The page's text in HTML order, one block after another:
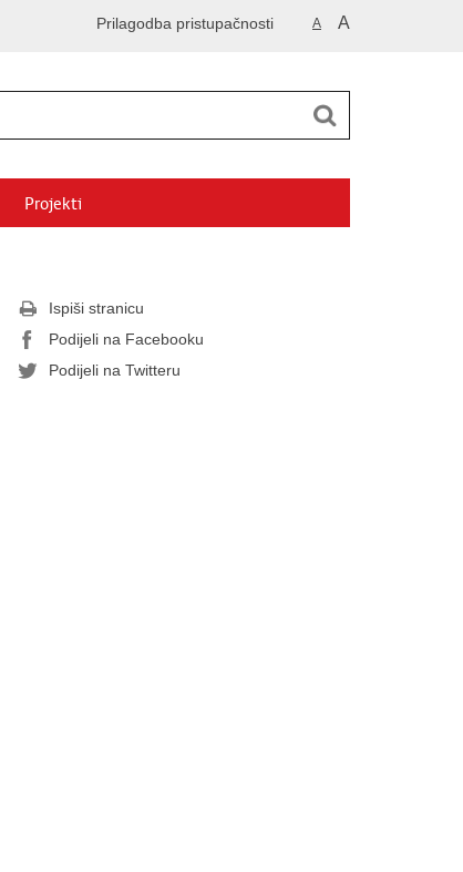
A A
Prilagodba pristupačnosti
Projekti
Ispiši stranicu
Podijeli na Facebooku
Podijeli na Twitteru